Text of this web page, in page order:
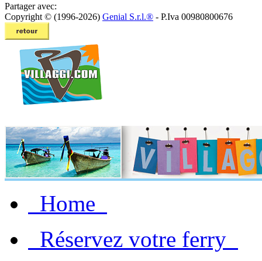
Partager avec:
Copyright © (1996-2026) Genial S.r.l.® - P.Iva 00980800676
Home
Réservez votre ferry